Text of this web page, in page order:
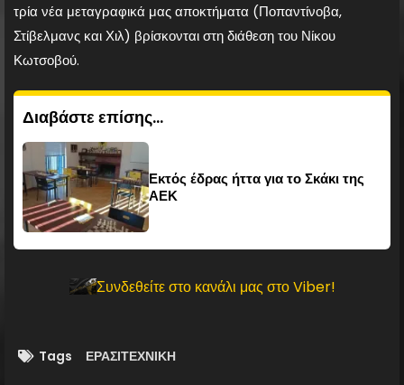
τρία νέα μεταγραφικά μας αποκτήματα (Ποπαντίνοβα,
Στίβελμανς και Χιλ) βρίσκονται στη διάθεση του Νίκου
Κωτσοβού.
Διαβάστε επίσης...
Εκτός έδρας ήττα για το Σκάκι της
ΑΕΚ
Συνδεθείτε στο κανάλι μας στο Viber!
Tags ΕΡΑΣΙΤΕΧΝΙΚΗ